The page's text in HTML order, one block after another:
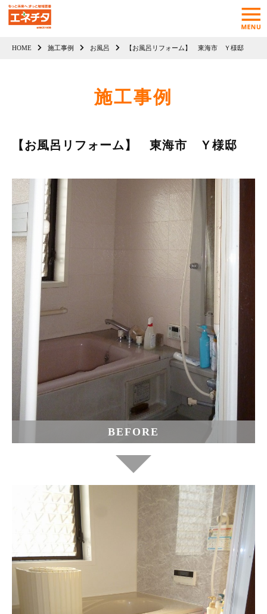
HOME 施工事例 お風呂 【お風呂リフォーム】 東海市 Ｙ様邸
施工事例
【お風呂リフォーム】 東海市 Ｙ様邸
BEFORE